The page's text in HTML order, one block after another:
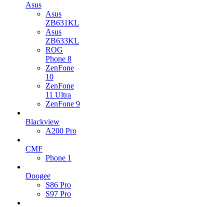
Asus
Asus
ZB631KL
Asus
ZB633KL
ROG
Phone 8
ZenFone
10
ZenFone
11 Ultra
ZenFone 9
Blackview
A200 Pro
CMF
Phone 1
Doogee
S86 Pro
S97 Pro